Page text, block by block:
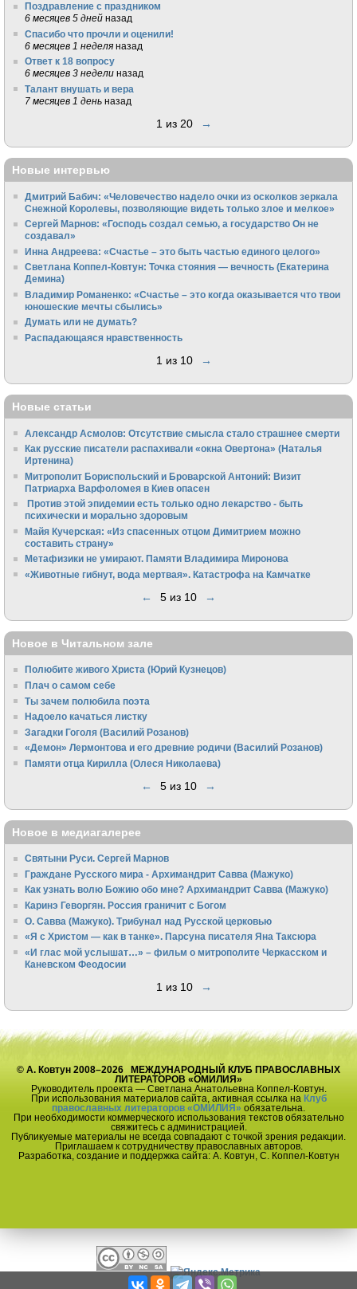
Поздравление с праздником
6 месяцев 5 дней назад
Спасибо что прочли и оценили!
6 месяцев 1 неделя назад
Ответ к 18 вопросу
6 месяцев 3 недели назад
Талант внушать и вера
7 месяцев 1 день назад
1 из 20 →
Новые интервью
Дмитрий Бабич: «Человечество надело очки из осколков зеркала
Снежной Королевы, позволяющие видеть только злое и мелкое»
Сергей Марнов: «Господь создал семью, а государство Он не
создавал»
Инна Андреева: «Счастье – это быть частью единого целого»
Светлана Коппел-Ковтун: Точка стояния — вечность (Екатерина
Демина)
Владимир Романенко: «Счастье – это когда оказывается что твои
юношеские мечты сбылись»
Думать или не думать?
Распадающаяся нравственность
1 из 10 →
Новые статьи
Александр Асмолов: Отсутствие смысла стало страшнее смерти
Как русские писатели распахивали «окна Овертона» (Наталья
Иртенина)
Митрополит Бориспольский и Броварской Антоний: Визит
Патриарха Варфоломея в Киев опасен
Против этой эпидемии есть только одно лекарство - быть
психически и морально здоровым
Майя Кучерская: «Из спасенных отцом Димитрием можно
составить страну»
Метафизики не умирают. Памяти Владимира Миронова
«Животные гибнут, вода мертвая». Катастрофа на Камчатке
← 5 из 10 →
Новое в Читальном зале
Полюбите живого Христа (Юрий Кузнецов)
Плач о самом себе
Ты зачем полюбила поэта
Надоело качаться листку
Загадки Гоголя (Василий Розанов)
«Демон» Лермонтова и его древние родичи (Василий Розанов)
Памяти отца Кирилла (Олеся Николаева)
← 5 из 10 →
Новое в медиагалерее
Святыни Руси. Сергей Марнов
Граждане Русского мира - Архимандрит Савва (Мажуко)
Как узнать волю Божию обо мне? Архимандрит Савва (Мажуко)
Каринэ Геворгян. Россия граничит с Богом
О. Савва (Мажуко). Трибунал над Русской церковью
«Я с Христом — как в танке». Парсуна писателя Яна Таксюра
«И глас мой услышат…» – фильм о митрополите Черкасском и
Каневском Феодосии
1 из 10 →
© А. Ковтун 2008–2026 МЕЖДУНАРОДНЫЙ КЛУБ ПРАВОСЛАВНЫХ
ЛИТЕРАТОРОВ «ОМИЛИЯ»
Руководитель проекта — Светлана Анатольевна Коппел-Ковтун.
При использования материалов сайта, активная ссылка на Клуб
православных литераторов «ОМИЛИЯ» обязательна.
При необходимости коммерческого использования текстов обязательно
свяжитесь с администрацией.
Публикуемые материалы не всегда совпадают с точкой зрения редакции.
Приглашаем к сотрудничеству православных авторов.
Разработка, создание и поддержка сайта: А. Ковтун, С. Коппел-Ковтун